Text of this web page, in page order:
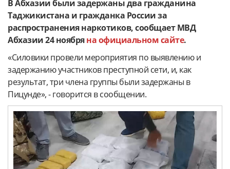
В Абхазии были задержаны два гражданина
Таджикистана и гражданка России за
распространения наркотиков, сообщает МВД
Абхазии 24 ноябряна официальном сайте.
«Силовики провели мероприятия по выявлению и
задержанию участников преступной сети, и, как
результат, три члена группы были задержаны в
Пицунде», - говорится в сообщении.